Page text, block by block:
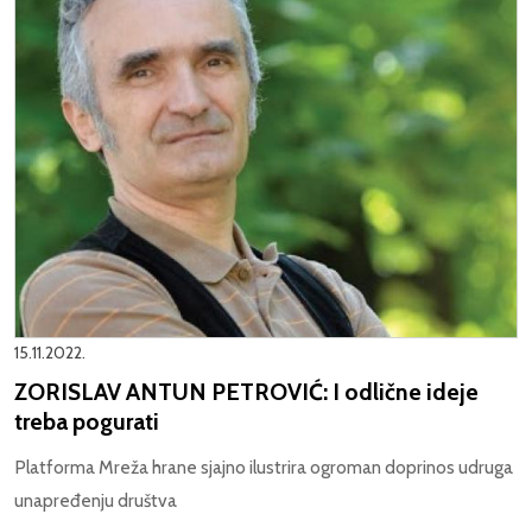
15.11.2022.
ZORISLAV ANTUN PETROVIĆ: I odlične ideje
treba pogurati
Platforma Mreža hrane sjajno ilustrira ogroman doprinos udruga
unapređenju društva